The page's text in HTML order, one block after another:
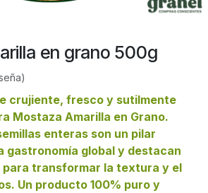
en grano 500g
crujiente, fresco y sutilmente
Mostaza Amarilla en Grano.
enteras son un pilar
gastronomía global y destacan
para transformar la textura y el
Un producto 100% puro y